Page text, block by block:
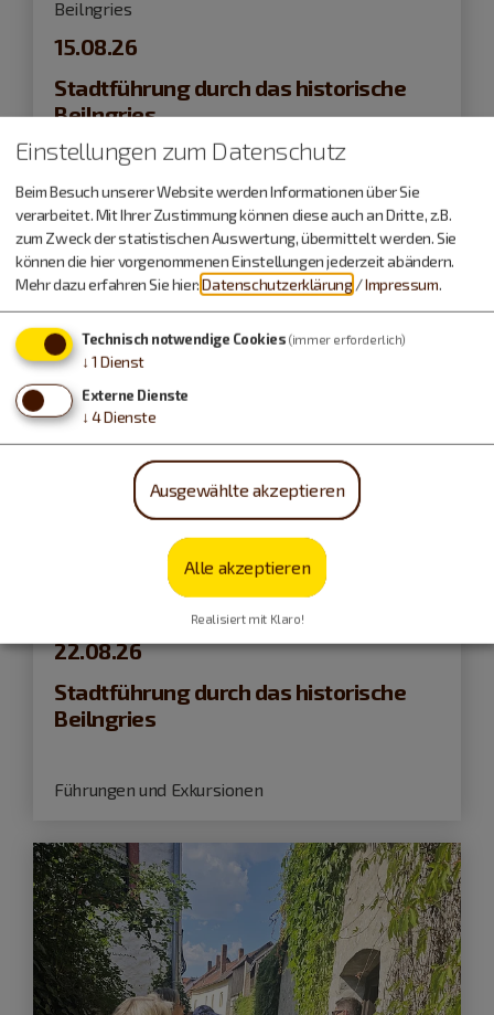
Beilngries
15.08.26
Stadtführung durch das historische
Beilngries
Führungen und Exkursionen
22.08.26
Stadtführung durch das historische
Beilngries
Führungen und Exkursionen
Einstellungen zum Datenschutz
Beim Besuch unserer Website werden Informationen über Sie
verarbeitet. Mit Ihrer Zustimmung können diese auch an Dritte, z.B.
zum Zweck der statistischen Auswertung, übermittelt werden. Sie
können die hier vorgenommenen Einstellungen jederzeit abändern.
Mehr dazu erfahren Sie hier:Datenschutzerklärung /Impressum.
Technisch notwendige Cookies (immer erforderlich)
↓ 1 Dienst
Externe Dienste
↓ 4Dienste
Ausgewählte akzeptieren
Alle akzeptieren
Realisiert mit Klaro!